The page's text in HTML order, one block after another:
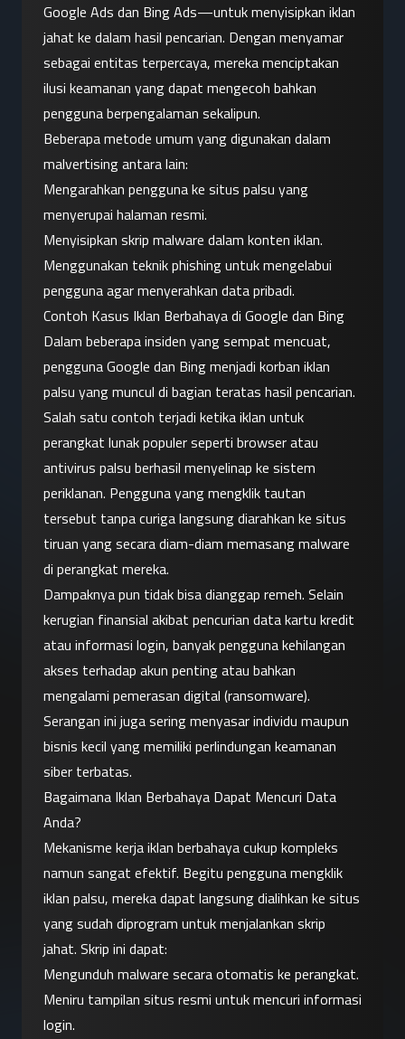
Google Ads dan Bing Ads—untuk menyisipkan iklan
jahat ke dalam hasil pencarian. Dengan menyamar
sebagai entitas terpercaya, mereka menciptakan
ilusi keamanan yang dapat mengecoh bahkan
pengguna berpengalaman sekalipun.
Beberapa metode umum yang digunakan dalam
malvertising antara lain:
Mengarahkan pengguna ke situs palsu yang
menyerupai halaman resmi.
Menyisipkan skrip malware dalam konten iklan.
Menggunakan teknik phishing untuk mengelabui
pengguna agar menyerahkan data pribadi.
Contoh Kasus Iklan Berbahaya di Google dan Bing
Dalam beberapa insiden yang sempat mencuat,
pengguna Google dan Bing menjadi korban iklan
palsu yang muncul di bagian teratas hasil pencarian.
Salah satu contoh terjadi ketika iklan untuk
perangkat lunak populer seperti browser atau
antivirus palsu berhasil menyelinap ke sistem
periklanan. Pengguna yang mengklik tautan
tersebut tanpa curiga langsung diarahkan ke situs
tiruan yang secara diam-diam memasang malware
di perangkat mereka.
Dampaknya pun tidak bisa dianggap remeh. Selain
kerugian finansial akibat pencurian data kartu kredit
atau informasi login, banyak pengguna kehilangan
akses terhadap akun penting atau bahkan
mengalami pemerasan digital (ransomware).
Serangan ini juga sering menyasar individu maupun
bisnis kecil yang memiliki perlindungan keamanan
siber terbatas.
Bagaimana Iklan Berbahaya Dapat Mencuri Data
Anda?
Mekanisme kerja iklan berbahaya cukup kompleks
namun sangat efektif. Begitu pengguna mengklik
iklan palsu, mereka dapat langsung dialihkan ke situs
yang sudah diprogram untuk menjalankan skrip
jahat. Skrip ini dapat:
Mengunduh malware secara otomatis ke perangkat.
Meniru tampilan situs resmi untuk mencuri informasi
login.